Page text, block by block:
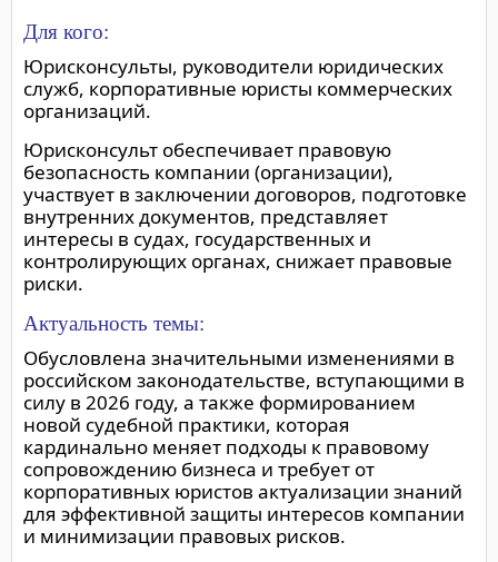
Для кого:
Юрисконсульты, руководители юридических
служб, корпоративные юристы коммерческих
организаций.
Юрисконсульт обеспечивает правовую
безопасность компании (организации),
участвует в заключении договоров, подготовке
внутренних документов, представляет
интересы в судах, государственных и
контролирующих органах, снижает правовые
риски.
Актуальность темы:
Обусловлена значительными изменениями в
российском законодательстве, вступающими в
силу в 2026 году, а также формированием
новой судебной практики, которая
кардинально меняет подходы к правовому
сопровождению бизнеса и требует от
корпоративных юристов актуализации знаний
для эффективной защиты интересов компании
и минимизации правовых рисков.